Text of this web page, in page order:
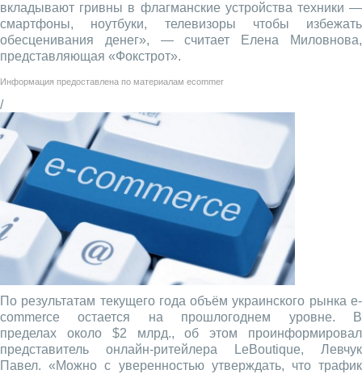
вкладывают гривны в флагманские устройства техники —
смартфоны, ноутбуки, телевизоры чтобы избежать
обесценивания денег», — считает Елена Миловнова,
представляющая «Фокстрот».
Информация предоставлена по материалам ecommer
/
По результатам текущего года объём украинского рынка e-
commerce остается на прошлогоднем уровне. В
пределах около $2 млрд., об этом проинформировал
представитель онлайн-ритейлера LeBoutique, Левчук
Павел. «Можно с уверенностью утверждать, что трафик